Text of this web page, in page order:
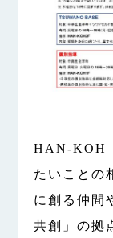
HAN-KOH
たいことの
に創る仲間
共創」の拠